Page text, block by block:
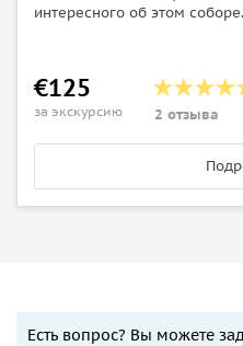
интересного об этом соборе.
€125
за экскурсию 2 отзыва
Есть вопрос? Вы можете